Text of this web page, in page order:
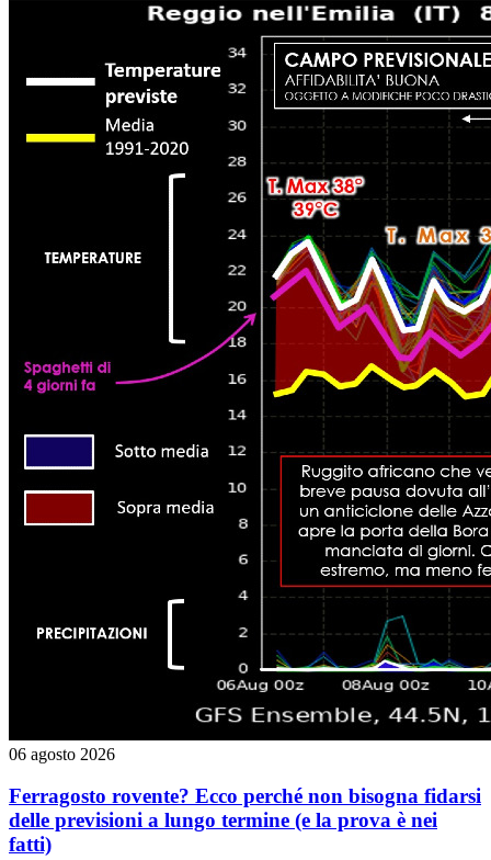
06 agosto 2026
Ferragosto rovente? Ecco perché non bisogna fidarsi
delle previsioni a lungo termine (e la prova è nei
fatti)